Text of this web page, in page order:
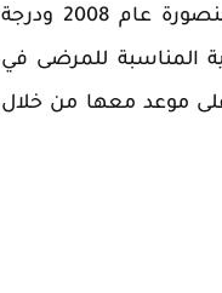
طويلة كما حصلت على العديد من الجوائز والشهادات منها بكالوريوس الطب من جامعة المنصورة عام 2008 ودرجة
بتقديم الخدمات العلاجية المناسبة للمرضى في
موعد معها من خلال